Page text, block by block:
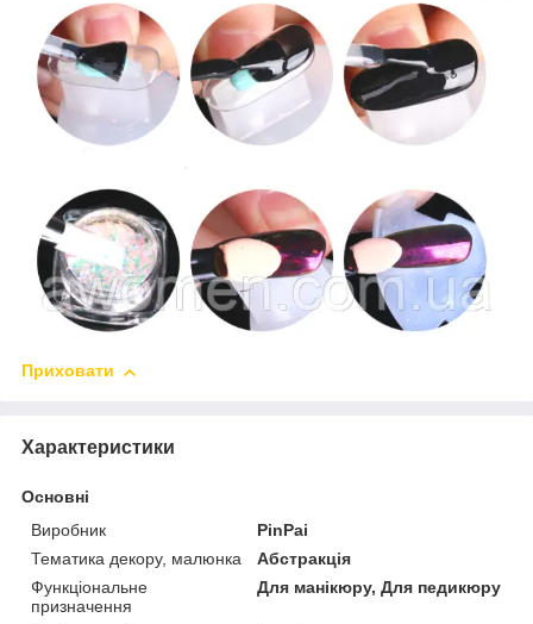
Приховати
Характеристики
Основні
Виробник
PinPai
Тематика декору, малюнка
Абстракція
Функціональне
призначення
Для манікюру, Для педикюру